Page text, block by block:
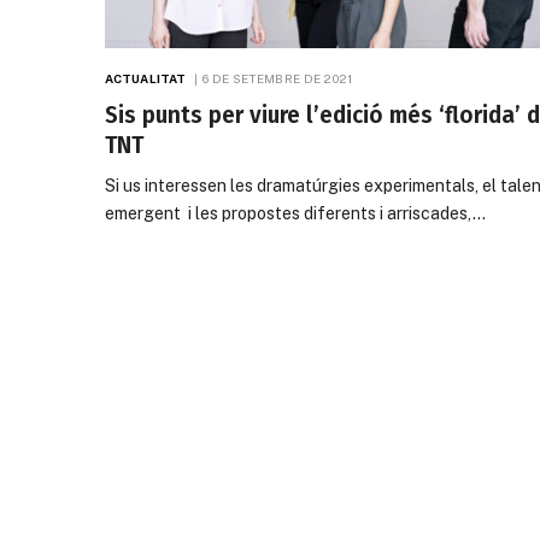
ACTUALITAT 6 DE SETEMBRE DE 2021
Sis punts per viure l’edició més ‘florida’
TNT
Si us interessen les dramatúrgies experimentals, el
emergent i les propostes diferents i arriscades,…